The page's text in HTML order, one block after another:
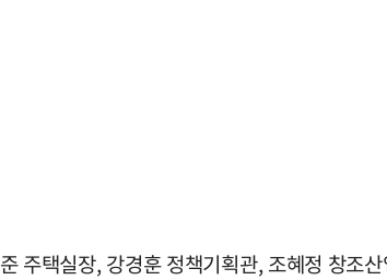
주택실장, 강경훈 정책기획관, 조혜정 창조